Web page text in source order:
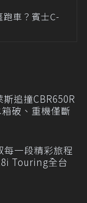
車？賓士C-
追撞CBR650R
破、重機僅斷
每一段精彩旅程
Touring全台